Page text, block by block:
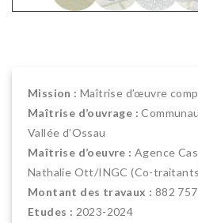
Mission : Maîtrise d’œuvre
Maîtrise d’ouvrage :
Vallée d’Ossau
Maîtrise d’oeuvre : Agence
Nathalie Ott/INGC (Co-
Montant des travaux : 882
Etudes : 2023-2024